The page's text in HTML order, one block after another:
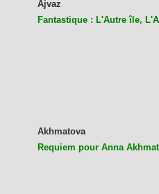
Ajvaz
Fantastique : L'Autre île,
Akhmatova
Requiem pour Anna